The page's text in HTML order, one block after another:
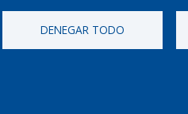
DENEGAR TODO